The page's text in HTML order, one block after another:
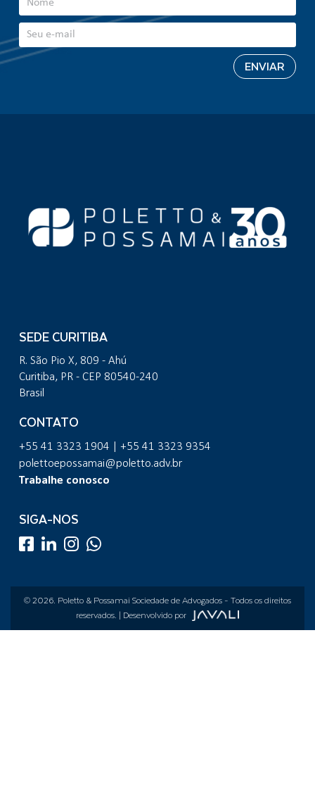
SEDE CURITIBA
R. São Pio X, 809 - Ahú
Curitiba, PR - CEP 80540-240
Brasil
CONTATO
+55 41 3323 1904 | +55 41 3323 9354
polettoepossamai@poletto.adv.br
Trabalhe conosco
SIGA-NOS
© 2026. Poletto & Possamai Sociedade de Advogados - Todos os direitos
reservados. | Desenvolvido por